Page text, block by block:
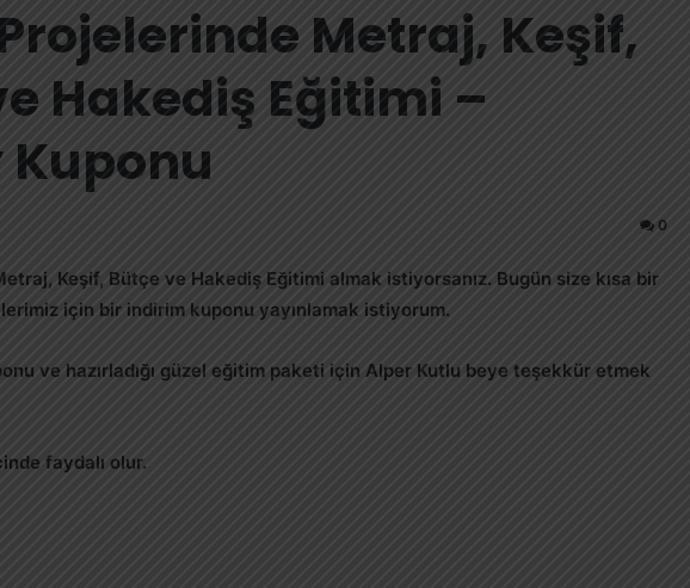
Metraj, Keşif,
Hakediş Eğitimi –
Kuponu
0
Keşif, Bütçe ve Hakediş Eğitimi almak istiyorsanız. Bugün size kısa bir
için bir indirim kuponu yayınlamak istiyorum.
ve hazırladığı güzel eğitim paketi için Alper Kutlu beye teşekkür etmek
faydalı olur.